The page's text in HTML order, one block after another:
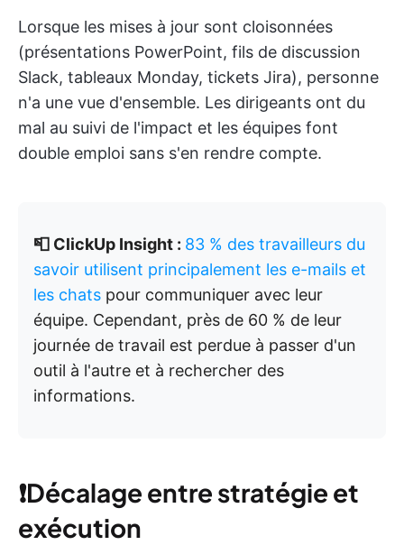
Lorsque les mises à jour sont cloisonnées
(présentations PowerPoint, fils de discussion
Slack, tableaux Monday, tickets Jira), personne
n'a une vue d'ensemble. Les dirigeants ont du
mal au suivi de l'impact et les équipes font
double emploi sans s'en rendre compte.
📮 ClickUp Insight : 83 % des travailleurs du
savoir utilisent principalement les e-mails et
les chats pour communiquer avec leur
équipe. Cependant, près de 60 % de leur
journée de travail est perdue à passer d'un
outil à l'autre et à rechercher des
informations.
❗️Décalage entre stratégie et
exécution